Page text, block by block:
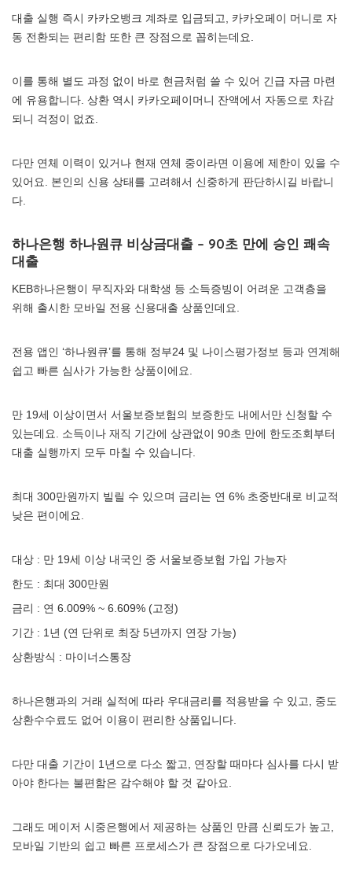
대출 실행 즉시 카카오뱅크 계좌로 입금되고, 카카오페이 머니로 자
동 전환되는 편리함 또한 큰 장점으로 꼽히는데요.
이를 통해 별도 과정 없이 바로 현금처럼 쓸 수 있어 긴급 자금 마련
에 유용합니다. 상환 역시 카카오페이머니 잔액에서 자동으로 차감
되니 걱정이 없죠.
다만 연체 이력이 있거나 현재 연체 중이라면 이용에 제한이 있을 수
있어요. 본인의 신용 상태를 고려해서 신중하게 판단하시길 바랍니
다.
하나은행 하나원큐 비상금대출 – 90초 만에 승인 쾌속
대출
KEB하나은행이 무직자와 대학생 등 소득증빙이 어려운 고객층을
위해 출시한 모바일 전용 신용대출 상품인데요.
전용 앱인 ‘하나원큐’를 통해 정부24 및 나이스평가정보 등과 연계해
쉽고 빠른 심사가 가능한 상품이에요.
만 19세 이상이면서 서울보증보험의 보증한도 내에서만 신청할 수
있는데요. 소득이나 재직 기간에 상관없이 90초 만에 한도조회부터
대출 실행까지 모두 마칠 수 있습니다.
최대 300만원까지 빌릴 수 있으며 금리는 연 6% 초중반대로 비교적
낮은 편이에요.
대상 : 만 19세 이상 내국인 중 서울보증보험 가입 가능자
한도 : 최대 300만원
금리 : 연 6.009% ~ 6.609% (고정)
기간 : 1년 (연 단위로 최장 5년까지 연장 가능)
상환방식 : 마이너스통장
하나은행과의 거래 실적에 따라 우대금리를 적용받을 수 있고, 중도
상환수수료도 없어 이용이 편리한 상품입니다.
다만 대출 기간이 1년으로 다소 짧고, 연장할 때마다 심사를 다시 받
아야 한다는 불편함은 감수해야 할 것 같아요.
그래도 메이저 시중은행에서 제공하는 상품인 만큼 신뢰도가 높고,
모바일 기반의 쉽고 빠른 프로세스가 큰 장점으로 다가오네요.